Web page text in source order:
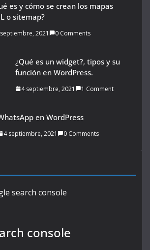
es y cómo se crean los mapas
o sitemap?
2021 0 Comments
¿Qué es un widget?, tipos y su
función en WordPress.
4 septiembre, 2021 1 Comment
en WordPress
4 septiembre, 2021 0 Comments
console